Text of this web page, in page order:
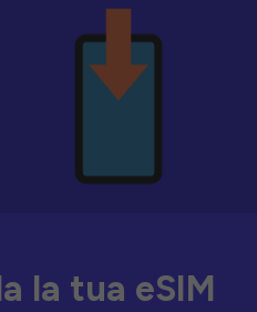
la tua eSIM